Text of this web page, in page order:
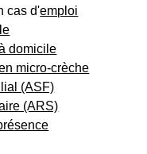
cas d'emploi
domicile
micro-crèche
(ASF)
(ARS)